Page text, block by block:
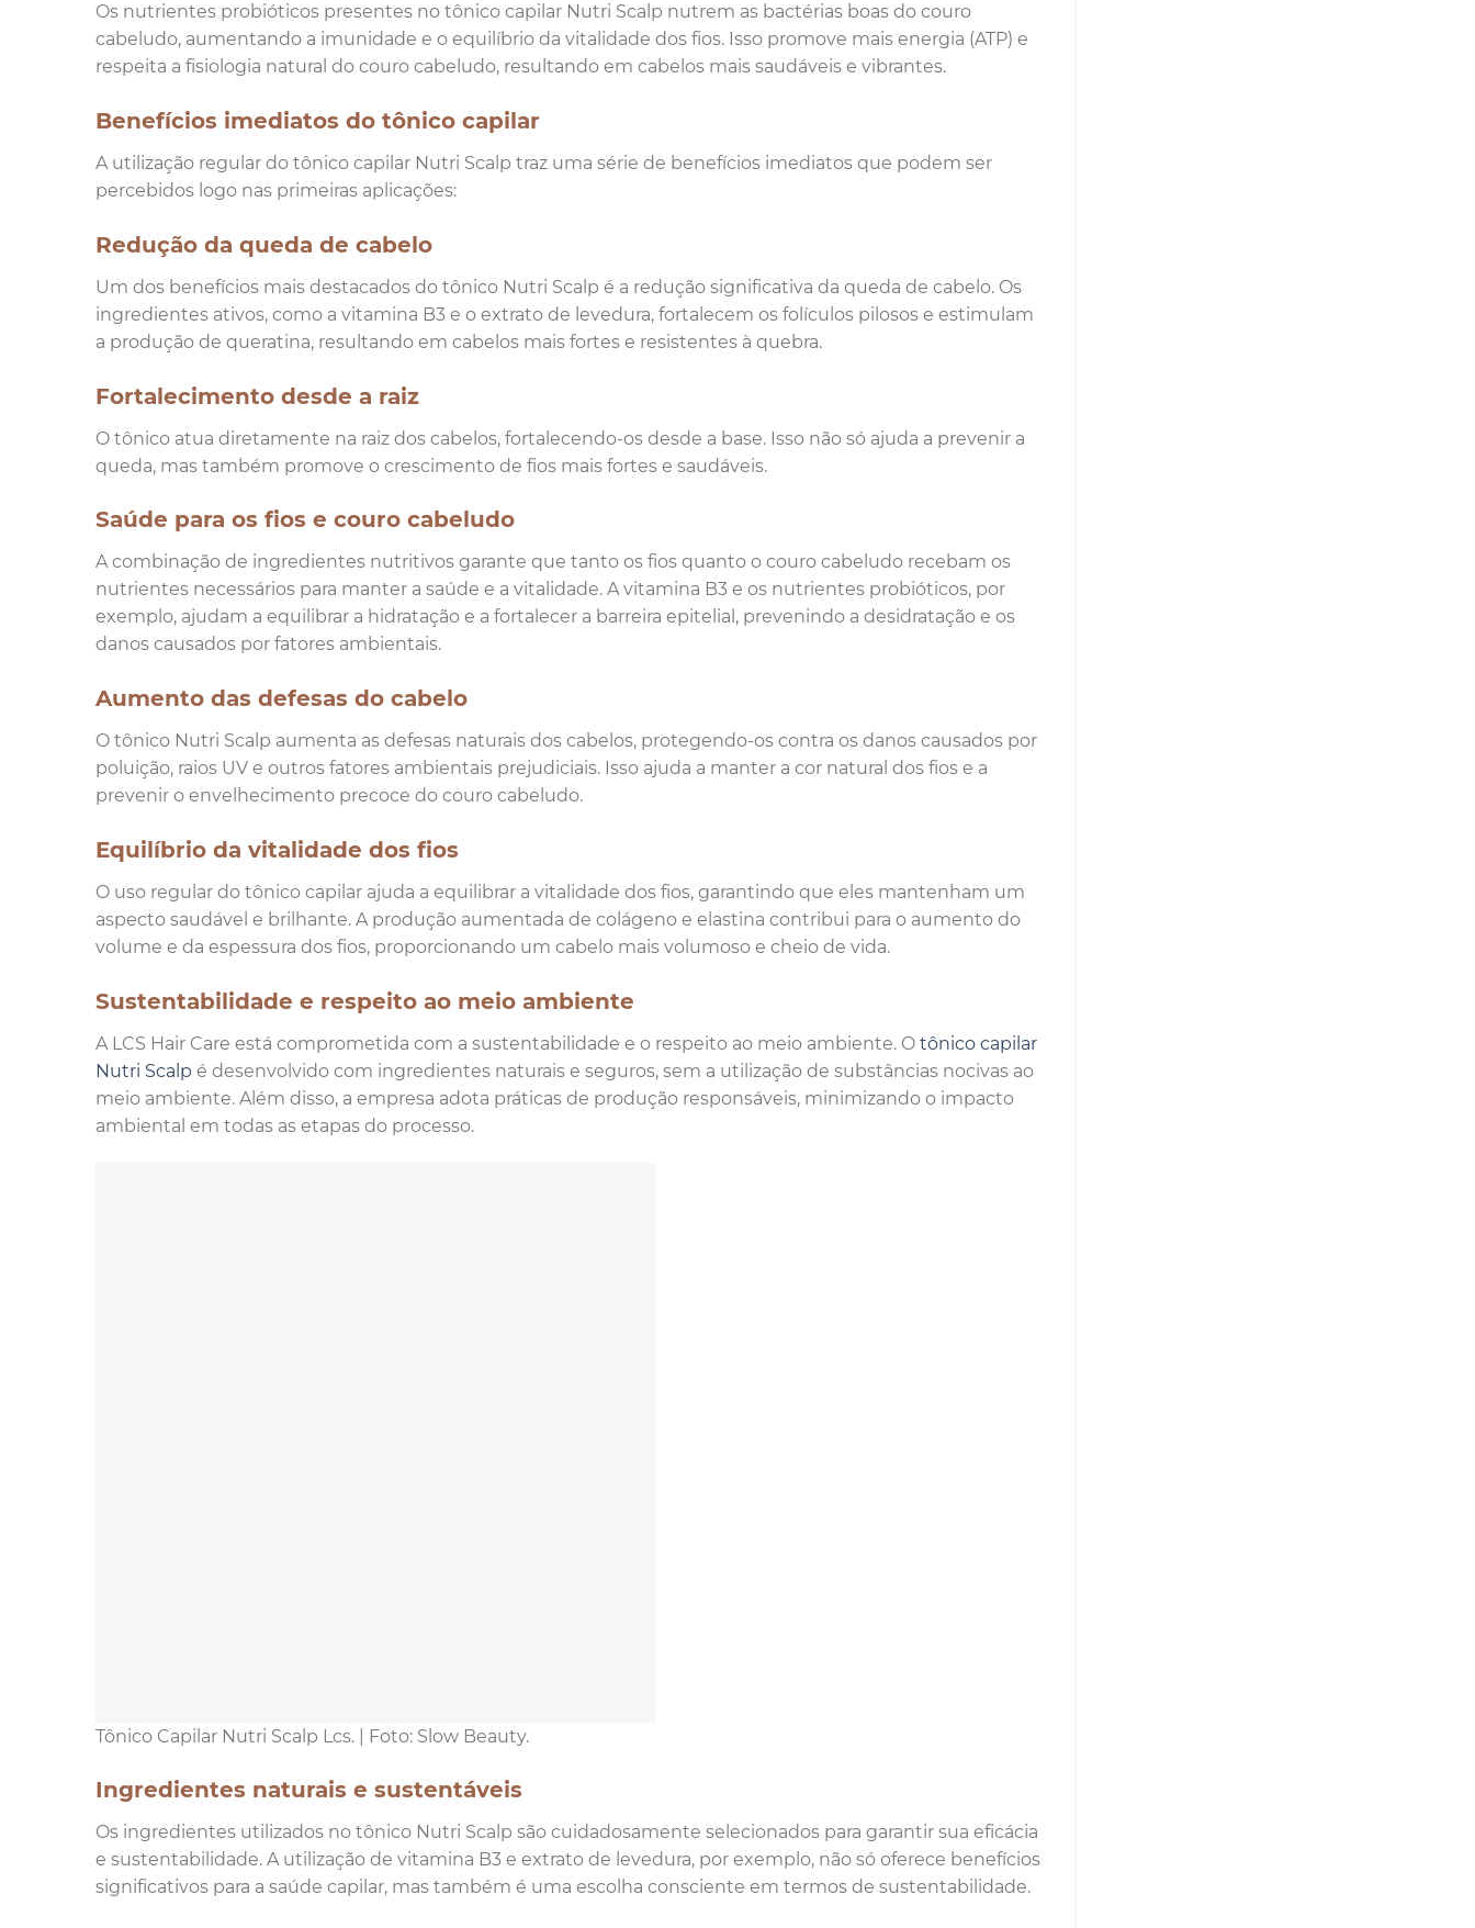
Os nutrientes probióticos presentes no tônico capilar Nutri Scalp nutrem as bactérias boas do couro
cabeludo, aumentando a imunidade e o equilíbrio da vitalidade dos fios. Isso promove mais energia (ATP) e
respeita a fisiologia natural do couro cabeludo, resultando em cabelos mais saudáveis e vibrantes.
Benefícios imediatos do tônico capilar
A utilização regular do tônico capilar Nutri Scalp traz uma série de benefícios imediatos que podem ser
percebidos logo nas primeiras aplicações:
Redução da queda de cabelo
Um dos benefícios mais destacados do tônico Nutri Scalp é a redução significativa da queda de cabelo. Os
ingredientes ativos, como a vitamina B3 e o extrato de levedura, fortalecem os folículos pilosos e estimulam
a produção de queratina, resultando em cabelos mais fortes e resistentes à quebra.
Fortalecimento desde a raiz
O tônico atua diretamente na raiz dos cabelos, fortalecendo-os desde a base. Isso não só ajuda a prevenir a
queda, mas também promove o crescimento de fios mais fortes e saudáveis.
Saúde para os fios e couro cabeludo
A combinação de ingredientes nutritivos garante que tanto os fios quanto o couro cabeludo recebam os
nutrientes necessários para manter a saúde e a vitalidade. A vitamina B3 e os nutrientes probióticos, por
exemplo, ajudam a equilibrar a hidratação e a fortalecer a barreira epitelial, prevenindo a desidratação e os
danos causados por fatores ambientais.
Aumento das defesas do cabelo
O tônico Nutri Scalp aumenta as defesas naturais dos cabelos, protegendo-os contra os danos causados por
poluição, raios UV e outros fatores ambientais prejudiciais. Isso ajuda a manter a cor natural dos fios e a
prevenir o envelhecimento precoce do couro cabeludo.
Equilíbrio da vitalidade dos fios
O uso regular do tônico capilar ajuda a equilibrar a vitalidade dos fios, garantindo que eles mantenham um
aspecto saudável e brilhante. A produção aumentada de colágeno e elastina contribui para o aumento do
volume e da espessura dos fios, proporcionando um cabelo mais volumoso e cheio de vida.
Sustentabilidade e respeito ao meio ambiente
A LCS Hair Care está comprometida com a sustentabilidade e o respeito ao meio ambiente. O tônico capilar
Nutri Scalp é desenvolvido com ingredientes naturais e seguros, sem a utilização de substâncias nocivas ao
meio ambiente. Além disso, a empresa adota práticas de produção responsáveis, minimizando o impacto
ambiental em todas as etapas do processo.
Tônico Capilar Nutri Scalp Lcs. | Foto: Slow Beauty.
Ingredientes naturais e sustentáveis
Os ingredientes utilizados no tônico Nutri Scalp são cuidadosamente selecionados para garantir sua eficácia
e sustentabilidade. A utilização de vitamina B3 e extrato de levedura, por exemplo, não só oferece benefícios
significativos para a saúde capilar, mas também é uma escolha consciente em termos de sustentabilidade.